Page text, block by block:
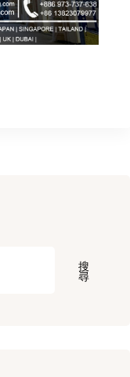
搜
尋